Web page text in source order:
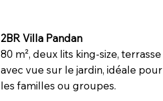
2BR Villa Pandan
80 m², deux lits king-size, terrasse
avec vue sur le jardin, idéale pour
les familles ou groupes.